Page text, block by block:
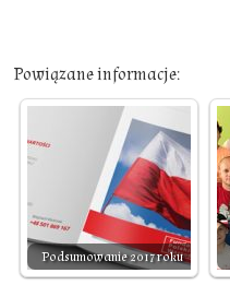
Powiązane informacje:
Podsumowanie 2017 roku